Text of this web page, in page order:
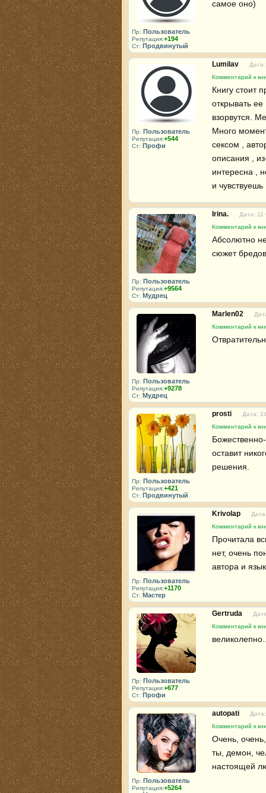
Пр: Пользователь
Репутация:+194
Ст: Продвинутый
самое оно)
Пр: Пользователь
Репутация:+544
Ст: Профи
Lumilav
Комментарий к
Книгу стоит
открывать
взорвутся.
Много
сексом ,
описания ,
интересна ,
и
Пр: Пользователь
Репутация:+9564
Ст: Мудрец
Irina.
Дата:
Комментарий к
Абсолютно
сюжет
Пр: Пользователь
Репутация:+9278
Ст: Мудрец
Marlen02
Комментарий к
Пр: Пользователь
Репутация:+421
Ст: Продвинутый
prosti
Дата:
Комментарий к
оставит
решения.
Пр: Пользователь
Репутация:+1170
Ст: Мастер
Krivolap
Комментарий к
Прочитала
нет, очень
автора и
Пр: Пользователь
Репутация:+677
Ст: Профи
Gertruda
Комментарий к
Пр: Пользователь
Репутация:+5264
autopati
Комментарий к
Очень,
ты, демон,
настоящей